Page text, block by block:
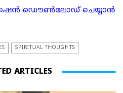
ഡൌണ്‍ലോഡ് ചെയ്യാന്‍
SPIRITUAL THOUGHTS
ARTICLES